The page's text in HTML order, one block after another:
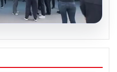
operasyon. 12